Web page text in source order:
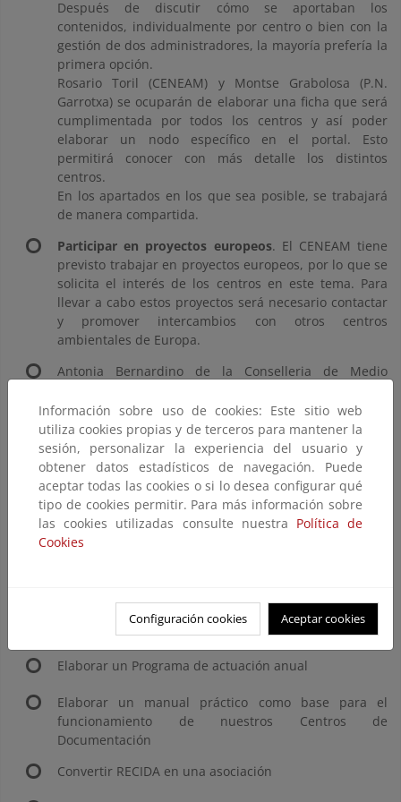
Después de discutir cómo se aportaban los
contenidos, individualmente por centro o bien con la
gestión de dos administradores, la mayoría prefería la
primera opción.
Rosario Toril (CENEAM) y Montse Grabolosa (P.N.
Garrotxa) se ocuparán de elaborar una ficha que será
cumplimentada por todos los centros y así poder
elaborar un nodo específico en el portal. Esto
permitirá conocer con más detalle los distintos
centros.
En los apartados en los que sea posible, se trabajará
de manera compartida.
Participar en proyectos europeos. El CENEAM tiene
previsto trabajar en proyectos europeos, por lo que se
solicita el interés de los centros en este tema. Para
llevar a cabo estos proyectos será necesario contactar
y promover intercambios con otros centros
ambientales de Europa.
Antonia Bernardino de la Conselleria de Medio
Generalitat Valenciana realizará un resumen de la ley
de información ambiental.
Susana Fernández del Centro de Investigación para la
Paz, nos facilitará información sobre cómo hacerse
Asociación, con el fin de estudiar la posibilidad de que
RECIDA sea un asociación.
Comprobar cada centro si entre sus fines está la
de centros puede ofrecer financiación para proyectos.
- Propuestas para llevar a cabo a medio plazo:
Elaborar un Programa de actuación anual
Elaborar un manual práctico como base para el
funcionamiento de nuestros Centros de
Documentación
Convertir RECIDA en una asociación
Información sobre uso de cookies: Este sitio web
utiliza cookies propias y de terceros para mantener la
sesión, personalizar la experiencia del usuario y
obtener datos estadísticos de navegación. Puede
aceptar todas las cookies o si lo desea configurar qué
tipo de cookies permitir. Para más información sobre
las cookies utilizadas consulte nuestra Política de
Cookies
Configuración cookies Aceptar cookies